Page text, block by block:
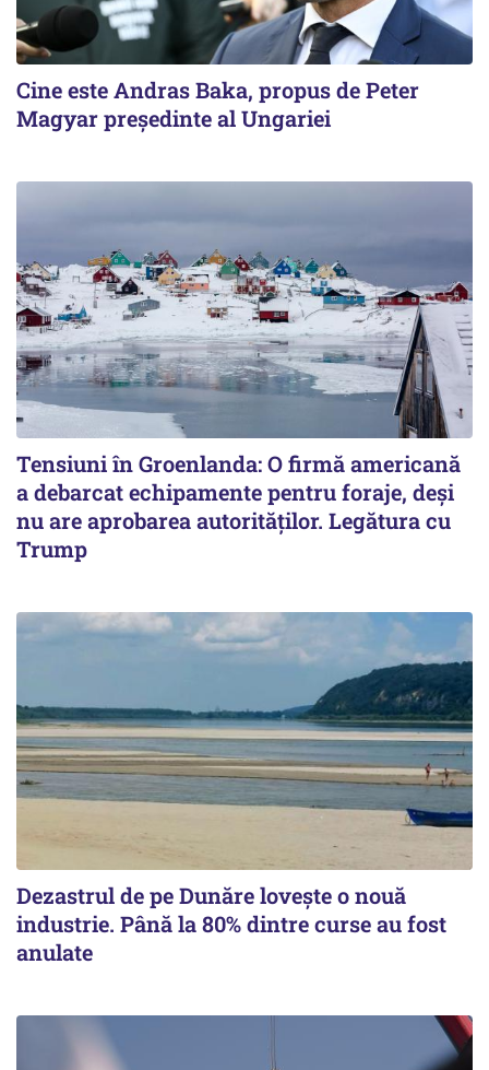
Cine este Andras Baka, propus de Peter
Magyar președinte al Ungariei
Tensiuni în Groenlanda: O firmă americană
a debarcat echipamente pentru foraje, deși
nu are aprobarea autorităților. Legătura cu
Trump
Dezastrul de pe Dunăre lovește o nouă
industrie. Până la 80% dintre curse au fost
anulate